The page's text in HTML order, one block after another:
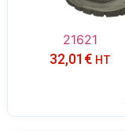
21621
32,01 € HT